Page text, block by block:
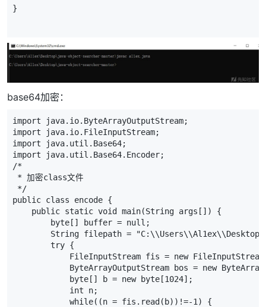
}
base64加密：
import java. io. ByteArrayOutputStream;
import
java. io. FileInputStream;
import
java. util . Base64;
import
java. util . Base64. Encoder;
/*
* 加密class文件
*/
public class encode {
public static void main(String args [])
{
byte [] buffer = null ;
String filepath = "C: \\Users\\Al1ex\\Desktop
try {
FileInputStream fis = new FileInputStream
ByteArrayOutputStream
bos = new
byte [] b = new byte [1024];
int
n;
while((n = fis . read ( b)) !=-1 )
{